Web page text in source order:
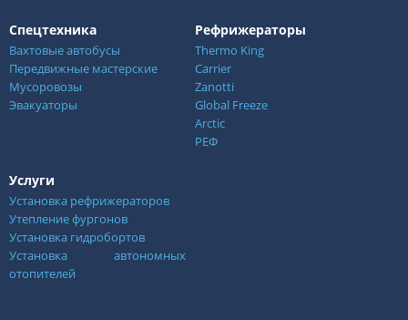
Спецтехника
Вахтовые автобусы
Передвижные мастерские
Мусоровозы
Эвакуаторы
Рефрижераторы
Thermo King
Carrier
Zanotti
Global Freeze
Arctic
РЕФ
Услуги
Установка рефрижераторов
Утепление фургонов
Установка гидробортов
Установка автономных
отопителей